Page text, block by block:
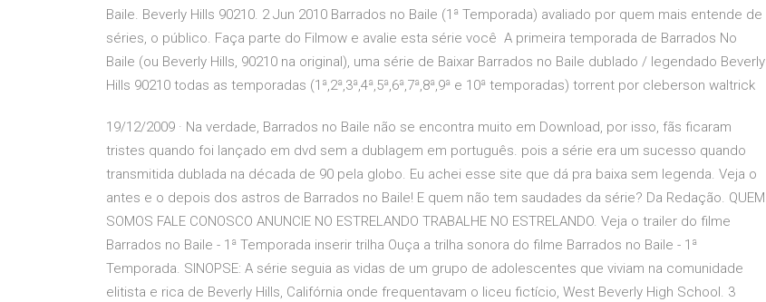
Baile. Beverly Hills 90210. 2 Jun 2010 Barrados no Baile (1ª Temporada) avaliado por quem mais entende de
séries, o público. Faça parte do Filmow e avalie esta série você A primeira temporada de Barrados No
Baile (ou Beverly Hills, 90210 na original), uma série de Baixar Barrados no Baile dublado / legendado Beverly
Hills 90210 todas as temporadas (1ª,2ª,3ª,4ª,5ª,6ª,7ª,8ª,9ª e 10ª temporadas) torrent por cleberson waltrick
19/12/2009 · Na verdade, Barrados no Baile não se encontra muito em Download, por isso, fãs ficaram
tristes quando foi lançado em dvd sem a dublagem em português. pois a série era um sucesso quando
transmitida dublada na década de 90 pela globo. Eu achei esse site que dá pra baixa sem legenda. Veja o
antes e o depois dos astros de Barrados no Baile! E quem não tem saudades da série? Da Redação. QUEM
SOMOS FALE CONOSCO ANUNCIE NO ESTRELANDO TRABALHE NO ESTRELANDO. Veja o trailer do filme
Barrados no Baile - 1ª Temporada inserir trilha Ouça a trilha sonora do filme Barrados no Baile - 1ª
Temporada. SINOPSE: A série seguia as vidas de um grupo de adolescentes que viviam na comunidade
elitista e rica de Beverly Hills, Califórnia onde frequentavam o liceu fictício, West Beverly High School. 3